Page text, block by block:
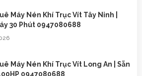
Máy Nén Khí Trục Vít Tây Ninh |
30 Phút 0947080688
Máy Nén Khí Trục Vít Long An | Sẵn
0947080688